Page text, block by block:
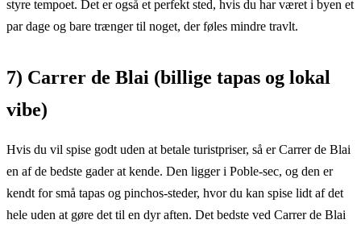
styre tempoet. Det er også et perfekt sted, hvis du har været i byen et
par dage og bare trænger til noget, der føles mindre travlt.
7) Carrer de Blai (billige tapas og lokal
vibe)
Hvis du vil spise godt uden at betale turistpriser, så er Carrer de Blai
en af de bedste gader at kende. Den ligger i Poble-sec, og den er
kendt for små tapas og pinchos-steder, hvor du kan spise lidt af det
hele uden at gøre det til en dyr aften. Det bedste ved Carrer de Blai